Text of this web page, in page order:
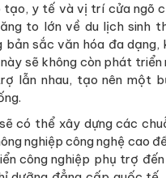
y tế và vị trí cửa ngõ
to lớn về du lịch sinh
bản sắc văn hóa đa dạng,
sẽ không còn phát
lẫn nhau, tạo nên một
có thể xây dựng các
nghiệp công nghệ cao
công nghiệp phụ trợ